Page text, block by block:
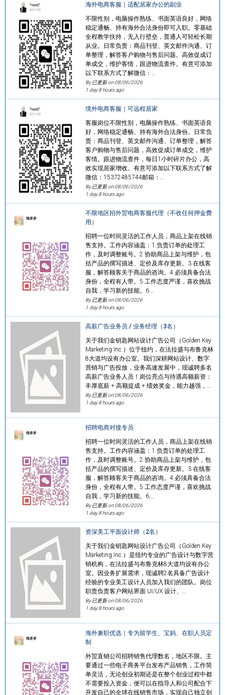
海外电商客服｜适配居家办公的副业
不限性别，电脑操作熟练、书面英语良好，网络
稳定通畅、持有海外合法身份即可入职。零基础
全程教学扶持，无入行壁垒，普通人可轻松长期
从业。日常负责：商品刊登、英文邮件沟通、订
单整理，解答客户购物与售后问题。高效促成订
单成交，维护客情，跟进物流查件。有意可添加
以下联系方式了解微信：…
By 已更新 on08/06/2026
1 day 8 hours ago
境外电商客服｜可远程居家
客服岗位不限性别，电脑操作熟练、书面英语良
好，网络稳定通畅、持有海外合法身份。日常负
责：商品刊登、英文邮件沟通、订单整理，解答
客户购物与售后问题，高效促成订单成交，维护
客情。跟进物流查件，每日1小时碎片办公，高
效实现居家增收。有意可添加以下联系方式了解
微信：15372485744邮箱：…
By 已更新 on08/06/2026
1 day 8 hours ago
不限地区招外贸电商客服代理（不收任何押金费
用）
招聘一位时间灵活的工作人员，商品上架在线销
售支持。工作内容涵盖：1.负责订单的处理工
作，及时调整账号。2.协助商品上架与维护，包
括产品的撰写描述、定价及库存更新。3.在线客
服，解答顾客关于商品的咨询。4.必须具备合法
身份，全程有人带。5.工作态度严谨，喜欢挑战
自我，学习新的技能。6.…
By 已更新 on08/06/2026
1 day 8 hours ago
高薪广告业务员 / 业务经理（3名）
关于我们金钥匙网站设计广告公司（Golden Key
Marketing Inc.）位于纽约，在法拉盛与布鲁克林
8大道均设有办公室。我们深耕网站设计、数字
营销与广告投放，业务高速发展中，现诚聘多名
高薪广告业务人员！岗位亮点与待遇高额薪资：
丰厚底薪 + 高额提成 + 绩效奖金，能力越强，…
By 已更新 on08/06/2026
1 day 8 hours ago
招聘电商对接专员
招聘一位时间灵活的工作人员，商品上架在线销
售支持。工作内容涵盖：1.负责订单的处理工
作，及时调整账号。2.协助商品上架与维护，包
括产品的撰写描述、定价及库存更新。3.在线客
服，解答顾客关于商品的咨询。4.必须具备合法
身份，全程有人带。5.工作态度严谨，喜欢挑战
自我，学习新的技能。6.…
By 已更新 on08/06/2026
1 day 8 hours ago
资深美工平面设计师（2名）
关于我们金钥匙网站设计广告公司（Golden Key
Marketing Inc.）是纽约专业的广告设计与数字营
销机构，在法拉盛与布鲁克林8大道均设有办公
室。因业务扩展需求，现诚聘2名具备广告设计
经验的专业美工设计人员加入我们的团队。岗位
职责负责客户网站界面 UI/UX 设计、…
By 已更新 on08/06/2026
1 day 8 hours ago
海外兼职优选｜专为留学生、宝妈、在职人员定
制
外贸直销公司招聘销售代理数名，地区不限。主
要通过一些电子商务平台发布产品销售，工作简
单灵活，无论创业初期还是在整个创业过程中都
不需要投入资金，便可以在指导人和公司配合下
开发自己的全球在线销售市场，实现自己独立创